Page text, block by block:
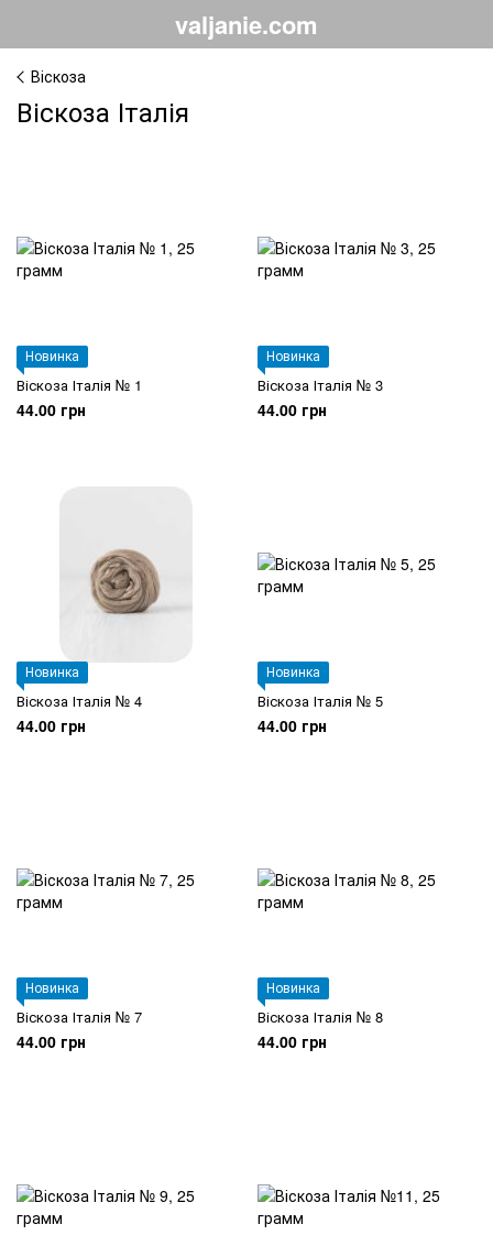
valjanie.com
Віскоза
Віскоза Італія
Новинка
Віскоза Італія № 1
44.00 грн
Новинка
Віскоза Італія № 3
44.00 грн
Новинка
Віскоза Італія № 4
44.00 грн
Новинка
Віскоза Італія № 5
44.00 грн
Новинка
Віскоза Італія № 7
44.00 грн
Новинка
Віскоза Італія № 8
44.00 грн